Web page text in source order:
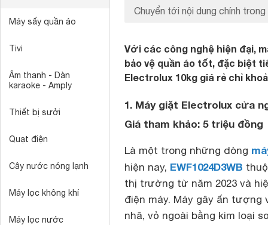
Máy sấy quần áo
Tivi
Âm thanh - Dàn
karaoke - Amply
Thiết bị sưởi
Quạt điện
Cây nước nóng lạnh
Máy lọc không khí
Máy lọc nước
Chuyển tới nội dung chính trong
Với các công nghệ hiện đại,
bảo vệ quần áo tốt, đặc biệt
Electrolux 10kg giá rẻ chỉ
1. Máy giặt Electrolux cửa
Giá tham khảo: 5 triệu đồng
Là một trong những dòng
hiện nay, EWF1024D3WB
thị trường từ năm 2023 và
điện máy. Máy gây ấn
nhã, vỏ ngoài bằng kim loại